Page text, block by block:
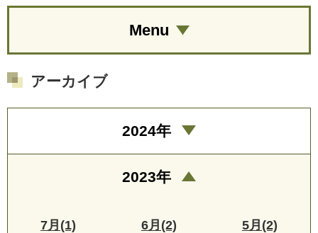
Menu
アーカイブ
2024年
2023年
7月(1) 6月(2) 5月(2)